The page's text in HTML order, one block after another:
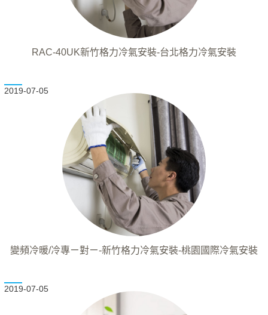
RAC-40UK新竹格力冷氣安裝-台北格力冷氣安裝
2019-07-05
變頻冷暖/冷專ㄧ對ㄧ-新竹格力冷氣安裝-桃園國際冷氣安裝
2019-07-05